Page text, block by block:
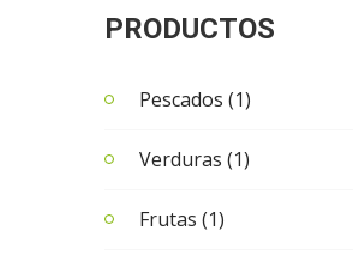
PRODUCTOS
Pescados (1)
Verduras (1)
Frutas (1)